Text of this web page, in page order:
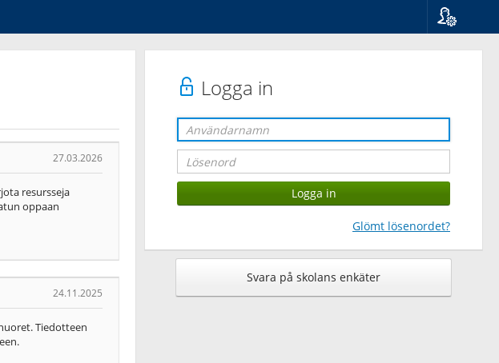
Logga in
Glömt lösenordet?
Svara på skolans enkäter
27.03.2026
resursseja
oppaan
24.11.2025
Tiedotteen